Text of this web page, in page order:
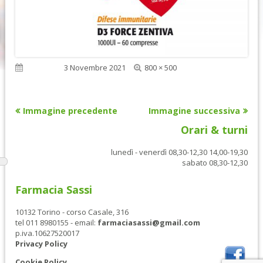
Pubblicato3 Novembre 2021
Dimensione
800 × 500
Immagine precedente Immagine successiva
Orari & turni
lunedì - venerdì 08,30-12,30 14,00-19,30
sabato 08,30-12,30
Farmacia Sassi
10132 Torino - corso Casale, 316
tel 011 8980155 - email: farmaciasassi@gmail.com
p.iva.10627520017
Privacy Policy